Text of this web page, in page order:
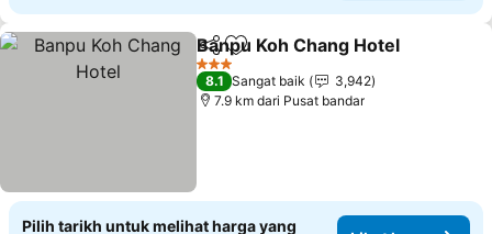
KongsiTambah ke favorit
Banpu Koh Chang Hotel
3 Bintang
8.1 Sangat baik
3,942
7.9 km dari Pusat bandar
Pilih tarikh untuk melihat harga yang